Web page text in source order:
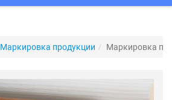
Маркировка продукции Маркировка